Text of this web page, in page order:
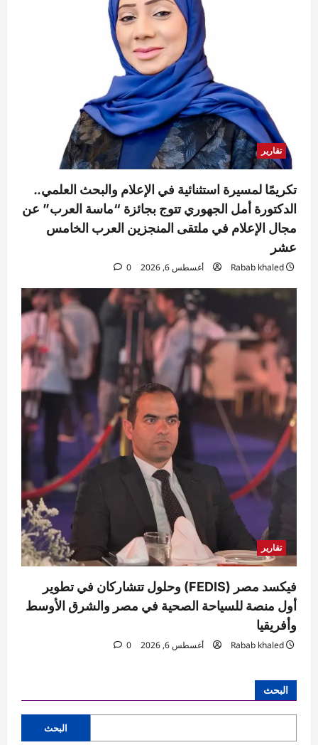
تقارير
تكريمًا لمسيرة استثنائية في الإعلام والبحث العلمي..
الدكتورة أمل الجهوري تتوج بجائزة “ماسة العرب” عن
مجال الإعلام في ملتقى المنجزين العرب الخامس
عشر
Rabab khaled أغسطس 6, 2026 0
تقارير
فيكسد مصر (FEDIS) وحلول تتشاركان في تطوير
أول منصة للسياحة الصحية في مصر والشرق الأوسط
وأفريقيا
Rabab khaled أغسطس 6, 2026 0
البحث
البحث